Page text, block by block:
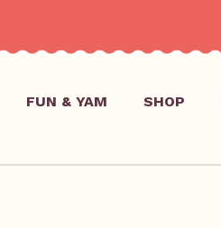
FUN & YAM SHOP